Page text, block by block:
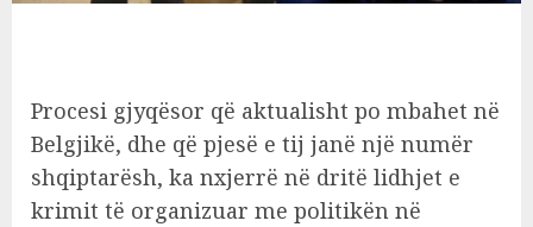
Procesi gjyqësor që aktualisht po mbahet në
Belgjikë, dhe që pjesë e tij janë një numër
shqiptarësh, ka nxjerrë në dritë lidhjet e
krimit të organizuar me politikën në